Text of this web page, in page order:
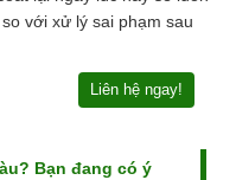
với xử lý sai phạm sau
Liên hệ ngay!
Bạn đang có ý